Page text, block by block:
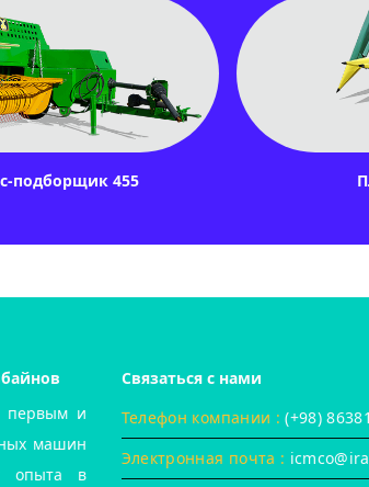
подборщик 455
первым и
машин
опыта в
Связаться с нами
Телефон компании :(+98)
Электронная почта :